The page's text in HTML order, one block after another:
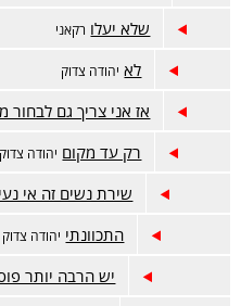
שלא יעלו רקאני
לא יהודה צדוק
אז אני צריך גם לבחור
רק עד מקום יהודה צדוק
שירת נשים זה אי
התכוונתי יהודה צדוק
יש הרבה יותר